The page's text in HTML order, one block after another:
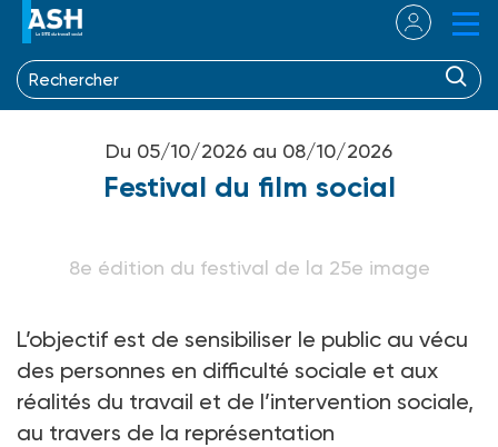
Du 05/10/2026 au 08/10/2026
Festival du film social
8e édition du festival de la 25e image
L’objectif est de sensibiliser le public au vécu
des personnes en difficulté sociale et aux
réalités du travail et de l’intervention sociale,
au travers de la représentation